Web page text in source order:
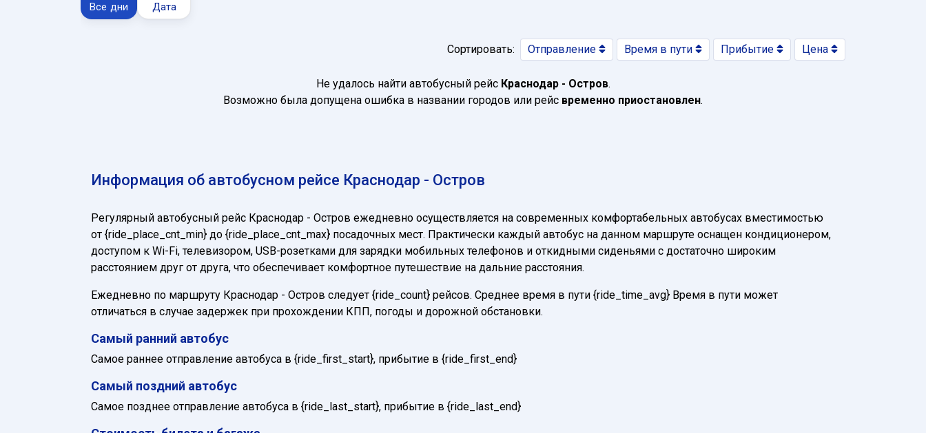
Все дни Дата
Сортировать: Отправление Время в пути Прибытие Цена
Не удалось найти автобусный рейс Краснодар - Остров.
Возможно была допущена ошибка в названии городов или рейс временно приостановлен.
Информация об автобусном рейсе Краснодар - Остров
Регулярный автобусный рейс Краснодар - Остров ежедневно осуществляется на современных комфортабельных автобусах вместимостью
от {ride_place_cnt_min} до {ride_place_cnt_max} посадочных мест. Практически каждый автобус на данном маршруте оснащен кондиционером,
доступом к Wi-Fi, телевизором, USB-розетками для зарядки мобильных телефонов и откидными сиденьями с достаточно широким
расстоянием друг от друга, что обеспечивает комфортное путешествие на дальние расстояния.
Ежедневно по маршруту Краснодар - Остров следует {ride_count} рейсов. Среднее время в пути {ride_time_avg} Время в пути может
отличаться в случае задержек при прохождении КПП, погоды и дорожной обстановки.
Самый ранний автобус
Самое раннее отправление автобуса в {ride_first_start}, прибытие в {ride_first_end}
Самый поздний автобус
Самое позднее отправление автобуса в {ride_last_start}, прибытие в {ride_last_end}